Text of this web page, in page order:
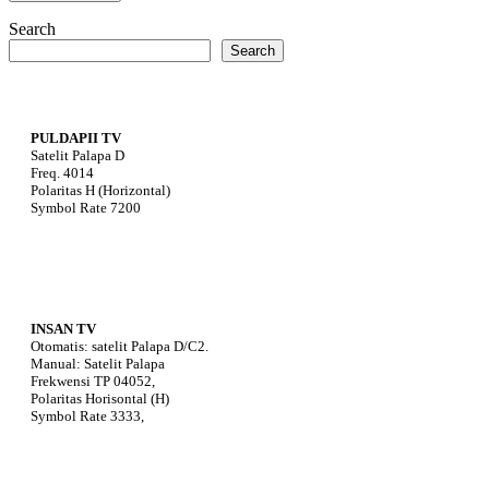
Search
Search
PULDAPII TV
Satelit Palapa D
Freq. 4014
Polaritas H (Horizontal)
Symbol Rate 7200
INSAN TV
Otomatis: satelit Palapa D/C2.
Manual: Satelit Palapa
Frekwensi TP 04052,
Polaritas Horisontal (H)
Symbol Rate 3333,